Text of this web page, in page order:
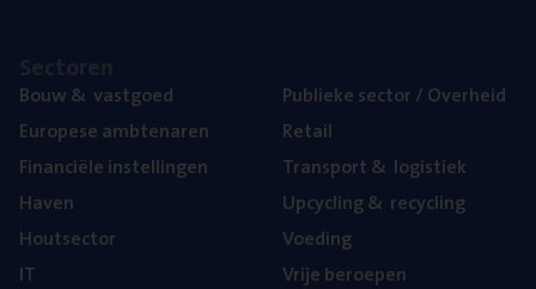
Bouw& vastgoed
Euro­pe­se ambtenaren
Finan­ci­ë­le instellingen
Haven
Hout­sec­tor
IT
Publie­ke sec­tor / Overheid
Retail
Trans­port& logistiek
Upcy­cling& recycling
Voe­ding
Vrije beroe­pen